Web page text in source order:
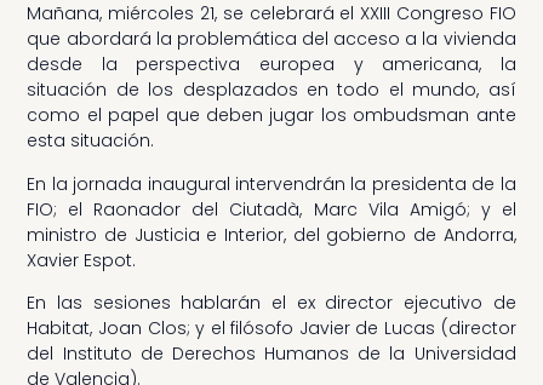
Mañana, miércoles 21, se celebrará el XXIII Congreso FIO
que abordará la problemática del acceso a la vivienda
desde la perspectiva europea y americana, la
situación de los desplazados en todo el mundo, así
como el papel que deben jugar los ombudsman ante
esta situación.
En la jornada inaugural intervendrán la presidenta de la
FIO; el Raonador del Ciutadà, Marc Vila Amigó; y el
ministro de Justicia e Interior, del gobierno de Andorra,
Xavier Espot.
En las sesiones hablarán el ex director ejecutivo de
Habitat, Joan Clos; y el filósofo Javier de Lucas (director
del Instituto de Derechos Humanos de la Universidad
de Valencia).